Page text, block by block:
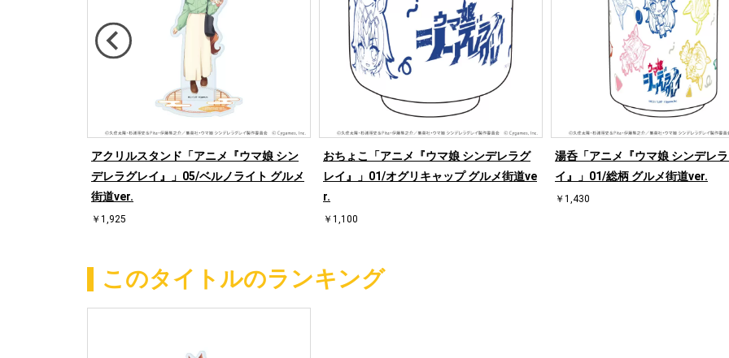
アクリルスタンド「アニメ『ウマ娘 シン
デレラグレイ』」05/ベルノライト グルメ
街道ver.
￥1,925
おちょこ「アニメ『ウマ娘 シンデレラグ
レイ』」01/オグリキャップ グルメ街道ve
r.
￥1,100
湯呑「アニメ『ウマ娘 シンデレ
イ』」01/総柄 グルメ街道ver.
￥1,430
このタイトルのランキング